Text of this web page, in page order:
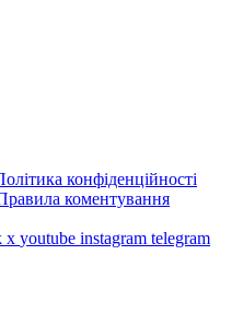
конфіденційності
коментування
x youtube instagram telegram